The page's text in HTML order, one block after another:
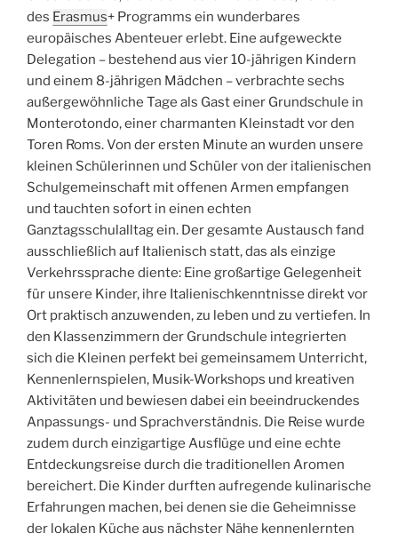
des Erasmus+ Programms ein wunderbares
europäisches Abenteuer erlebt. Eine aufgeweckte
Delegation – bestehend aus vier 10-jährigen Kindern
und einem 8-jährigen Mädchen – verbrachte sechs
außergewöhnliche Tage als Gast einer Grundschule in
Monterotondo, einer charmanten Kleinstadt vor den
Toren Roms. Von der ersten Minute an wurden unsere
kleinen Schülerinnen und Schüler von der italienischen
Schulgemeinschaft mit offenen Armen empfangen
und tauchten sofort in einen echten
Ganztagsschulalltag ein. Der gesamte Austausch fand
ausschließlich auf Italienisch statt, das als einzige
Verkehrssprache diente: Eine großartige Gelegenheit
für unsere Kinder, ihre Italienischkenntnisse direkt vor
Ort praktisch anzuwenden, zu leben und zu vertiefen. In
den Klassenzimmern der Grundschule integrierten
sich die Kleinen perfekt bei gemeinsamem Unterricht,
Kennenlernspielen, Musik-Workshops und kreativen
Aktivitäten und bewiesen dabei ein beeindruckendes
Anpassungs- und Sprachverständnis. Die Reise wurde
zudem durch einzigartige Ausflüge und eine echte
Entdeckungsreise durch die traditionellen Aromen
bereichert. Die Kinder durften aufregende kulinarische
Erfahrungen machen, bei denen sie die Geheimnisse
der lokalen Küche aus nächster Nähe kennenlernten